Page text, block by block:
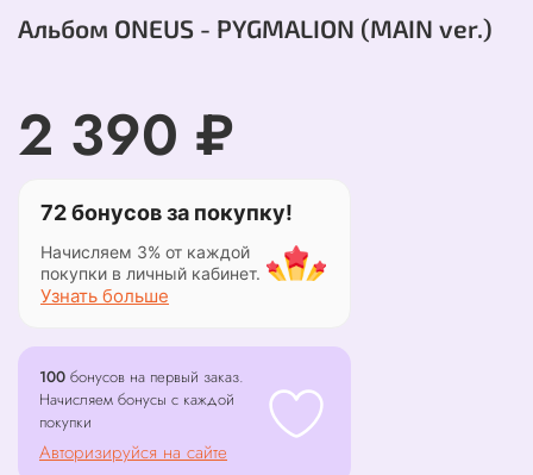
Альбом ONEUS - PYGMALION (MAIN ver.)
2 390 ₽
72 бонусов за покупку!
Начисляем 3% от каждой
покупки в личный кабинет.
Узнать больше
100 бонусов на первый заказ.
Начисляем бонусы с каждой
покупки
Авторизируйся на сайте